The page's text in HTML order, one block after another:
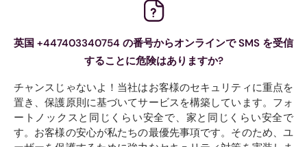
英国 +447403340754 の番号からオンラインで SMS を受信
することに危険はありますか?
チャンスじゃないよ！当社はお客様のセキュリティに重点を
置き、保護原則に基づいてサービスを構築しています。フォ
ートノックスと同じくらい安全で、家と同じくらい安全で
す。お客様の安心が私たちの最優先事項です。そのため、ユ